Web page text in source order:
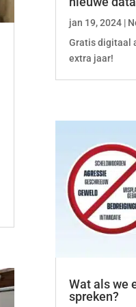
jan 19, 2024|
Gratis digitaal
extra jaar!
Wat als we
spreken?